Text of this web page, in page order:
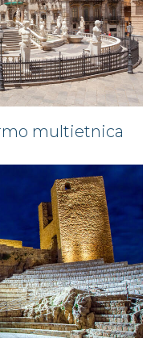
multietnica